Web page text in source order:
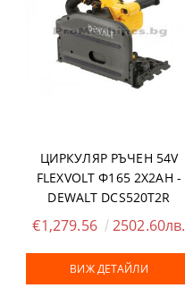
ЦИРКУЛЯР РЪЧЕН 54V
FLEXVOLT Ф165 2X2AH -
DEWALT DCS520T2R
€1,279.56 2502.60лв.
ВИЖ ДЕТАЙЛИ